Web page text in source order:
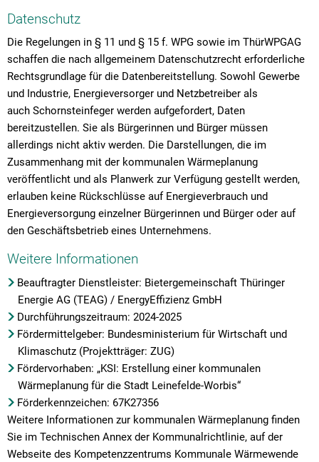
Datenschutz
Die Regelungen in § 11 und § 15 f. WPG sowie im ThürWPGAG
schaffen die nach allgemeinem Datenschutzrecht erforderliche
Rechtsgrundlage für die Datenbereitstellung. Sowohl Gewerbe
und Industrie, Energieversorger und Netzbetreiber als
auch Schornsteinfeger werden aufgefordert, Daten
bereitzustellen. Sie als Bürgerinnen und Bürger müssen
allerdings nicht aktiv werden. Die Darstellungen, die im
Zusammenhang mit der kommunalen Wärmeplanung
veröffentlicht und als Planwerk zur Verfügung gestellt werden,
erlauben keine Rückschlüsse auf Energieverbrauch und
Energieversorgung einzelner Bürgerinnen und Bürger oder auf
den Geschäftsbetrieb eines Unternehmens.
Weitere Informationen
Beauftragter Dienstleister: Bietergemeinschaft Thüringer
Energie AG (TEAG) / EnergyEffizienz GmbH
Durchführungszeitraum: 2024-2025
Fördermittelgeber: Bundesministerium für Wirtschaft und
Klimaschutz (Projektträger: ZUG)
Fördervorhaben: „KSI: Erstellung einer kommunalen
Wärmeplanung für die Stadt Leinefelde-Worbis“
Förderkennzeichen: 67K27356
Weitere Informationen zur kommunalen Wärmeplanung finden
Sie im Technischen Annex der Kommunalrichtlinie, auf der
Webseite des Kompetenzzentrums Kommunale Wärmewende